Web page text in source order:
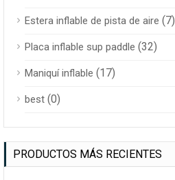
Estera inflable de pista de aire (7)
Placa inflable sup paddle (32)
Maniquí inflable (17)
best (0)
PRODUCTOS MÁS RECIENTES